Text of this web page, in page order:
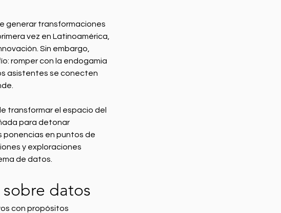
generar transformaciones
vez en Latinoamérica,
Sin embargo,
romper con la endogamia
asistentes se conecten
transformar el espacio del
para detonar
ponencias en puntos de
y exploraciones
de datos.
datos
con propósitos